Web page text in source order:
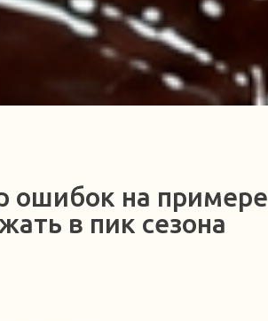
ошибок на примере
в пик сезона